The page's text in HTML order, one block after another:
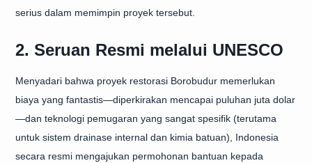
serius dalam memimpin proyek tersebut.
2. Seruan Resmi melalui UNESCO
Menyadari bahwa proyek restorasi Borobudur memerlukan
biaya yang fantastis—diperkirakan mencapai puluhan juta dolar
—dan teknologi pemugaran yang sangat spesifik (terutama
untuk sistem drainase internal dan kimia batuan), Indonesia
secara resmi mengajukan permohonan bantuan kepada